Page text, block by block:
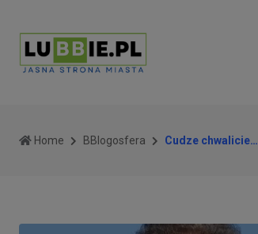
Home BBlogosfera Cudze chwalicie…